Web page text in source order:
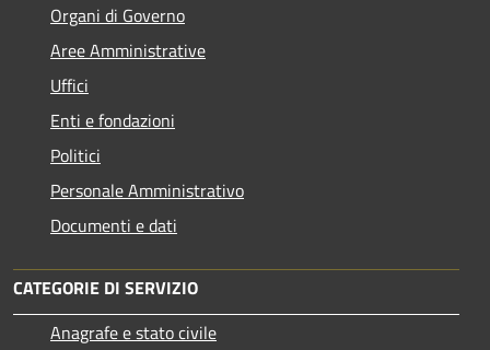
Organi di Governo
Aree Amministrative
Uffici
Enti e fondazioni
Politici
Personale Amministrativo
Documenti e dati
CATEGORIE DI SERVIZIO
Anagrafe e stato civile